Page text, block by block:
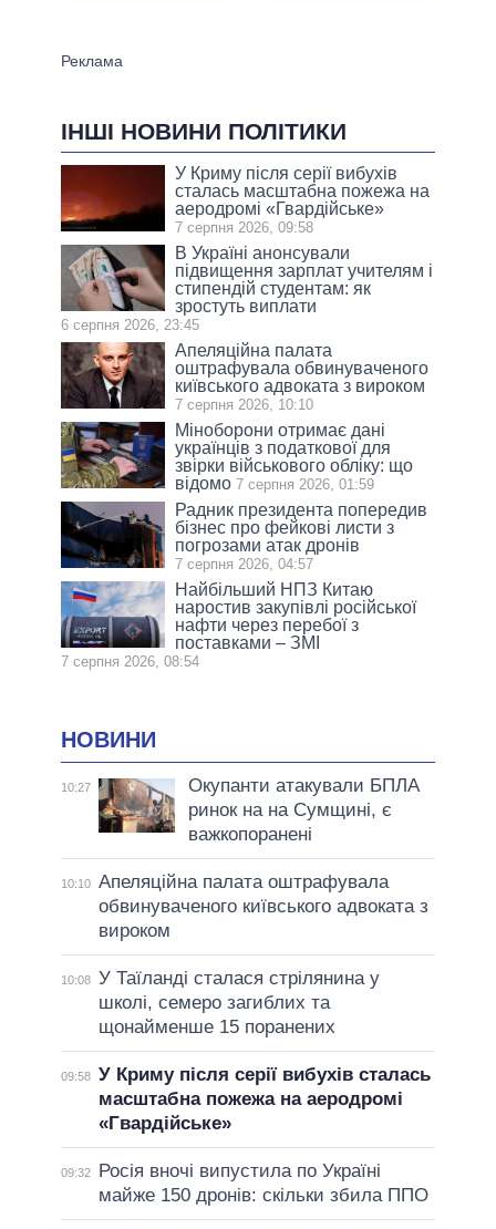
ІНШІ НОВИНИ ПОЛІТИКИ
У Криму після серії вибухів
сталась масштабна пожежа на
аеродромі «Гвардійське»
7 серпня 2026, 09:58
В Україні анонсували
підвищення зарплат учителям і
стипендій студентам: як
зростуть виплати
6 серпня 2026, 23:45
Апеляційна палата
оштрафувала обвинуваченого
київського адвоката з вироком
7 серпня 2026, 10:10
Міноборони отримає дані
українців з податкової для
звірки військового обліку: що
відомо 7 серпня 2026, 01:59
Радник президента попередив
бізнес про фейкові листи з
погрозами атак дронів
7 серпня 2026, 04:57
Найбільший НПЗ Китаю
наростив закупівлі російської
нафти через перебої з
поставками – ЗМІ
7 серпня 2026, 08:54
НОВИНИ
10:27
Окупанти атакували БПЛА
ринок на на Сумщині, є
важкопоранені
10:10 Апеляційна палата оштрафувала
обвинуваченого київського адвоката з
вироком
10:08 У Таїланді сталася стрілянина у
школі, семеро загиблих та
щонайменше 15 поранених
09:58 У Криму після серії вибухів сталась
масштабна пожежа на аеродромі
«Гвардійське»
09:32
Росія вночі випустила по Україні
майже 150 дронів: скільки збила ППО